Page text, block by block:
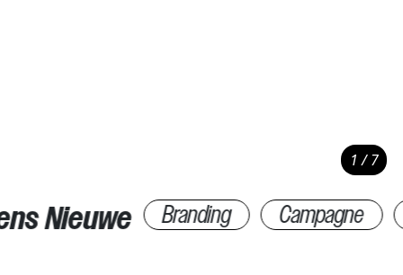
1 / 7
Nieuwe Branding Campagne